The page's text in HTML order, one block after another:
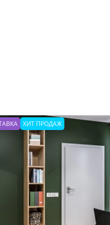
ХИТ ПРОДАЖ